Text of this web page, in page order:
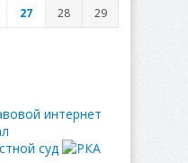
27 28
29